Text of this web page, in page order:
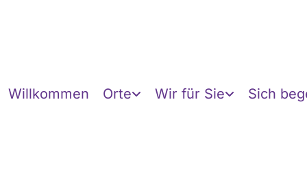
Willkommen Orte Wir für Sie Sich